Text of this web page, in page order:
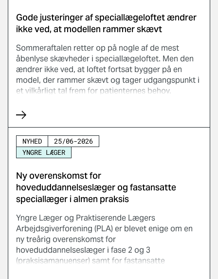
Gode justeringer af speciallægeloftet ændrer
ikke ved, at modellen rammer skævt
Sommeraftalen retter op på nogle af de mest
åbenlyse skævheder i speciallægeloftet. Men den
ændrer ikke ved, at loftet fortsat bygger på en
model, der rammer skævt og tager udgangspunkt i
et vilkårligt tal frem for patienternes behov.
NYHED
25/06-2026
YNGRE LÆGER
Ny overenskomst for
hoveduddannelseslæger og fastansatte
speciallæger i almen praksis
Yngre Læger og Praktiserende Lægers
Arbejdsgiverforening (PLA) er blevet enige om en
ny treårig overenskomst for
hoveduddannelseslæger i fase 2 og 3
(praksisamanuenser) samt for fastansatte